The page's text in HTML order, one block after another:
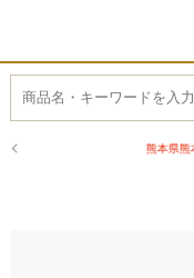
熊本県熊本